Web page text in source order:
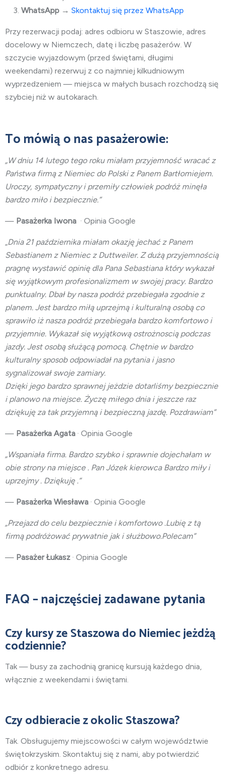
WhatsApp → Skontaktuj się przez WhatsApp
Przy rezerwacji podaj: adres odbioru w Staszowie, adres
docelowy w Niemczech, datę i liczbę pasażerów. W
szczycie wyjazdowym (przed świętami, długimi
weekendami) rezerwuj z co najmniej kilkudniowym
wyprzedzeniem — miejsca w małych busach rozchodzą się
szybciej niż w autokarach.
To mówią o nas pasażerowie:
„W dniu 14 lutego tego roku miałam przyjemność wracać z
Państwa firmą z Niemiec do Polski z Panem Bartłomiejem.
Uroczy, sympatyczny i przemiły człowiek podróż minęła
bardzo miło i bezpiecznie.”
— Pasażerka Iwona · Opinia Google
Dnia 21 października miałam okazję jechać z Panem
Sebastianem z Niemiec z Duttweiler. Z dużą przyjemnością
pragnę wystawić opinię dla Pana Sebastiana który wykazał
się wyjątkowym profesionalizmem w swojej pracy. Bardzo
punktualny. Dbał by nasza podróż przebiegała zgodnie z
planem. Jest bardzo miłą uprzejmą i kulturalną osobą co
sprawiło iż nasza podróż przebiegała bardzo komfortowo i
przyjemnie. Wykazał się wyjątkową ostrożnoscią podczas
jazdy. Jest osobą służącą pomocą. Chętnie w bardzo
kulturalny sposob odpowiadał na pytania i jasno
sygnalizował swoje zamiary.
Dzięki jego bardzo sprawnej jeżdzie dotarliśmy bezpiecznie
i planowo na miejsce. Życzę miłego dnia i jeszcze raz
dziękuję za tak przyjemną i bezpieczną jazdę. Pozdrawiam”
— Pasażerka Agata · Opinia Google
„Wspaniała firma. Bardzo szybko i sprawnie dojechałam w
obie strony na miejsce . Pan Józek kierowca Bardzo miły i
uprzejmy . Dziękuję .”
— Pasażerka Wiesława · Opinia Google
„Przejazd do celu bezpiecznie i komfortowo .Lubię z tą
firmą podróżować prywatnie jak i służbowo.Polecam”
— Pasażer Łukasz · Opinia Google
FAQ – najczęściej zadawane pytania
Czy kursy ze Staszowa do Niemiec jeżdżą
codziennie?
Tak — busy za zachodnią granicę kursują każdego dnia,
włącznie z weekendami i świętami.
Czy odbieracie z okolic Staszowa?
Tak. Obsługujemy miejscowości w całym województwie
świętokrzyskim. Skontaktuj się z nami, aby potwierdzić
odbiór z konkretnego adresu.